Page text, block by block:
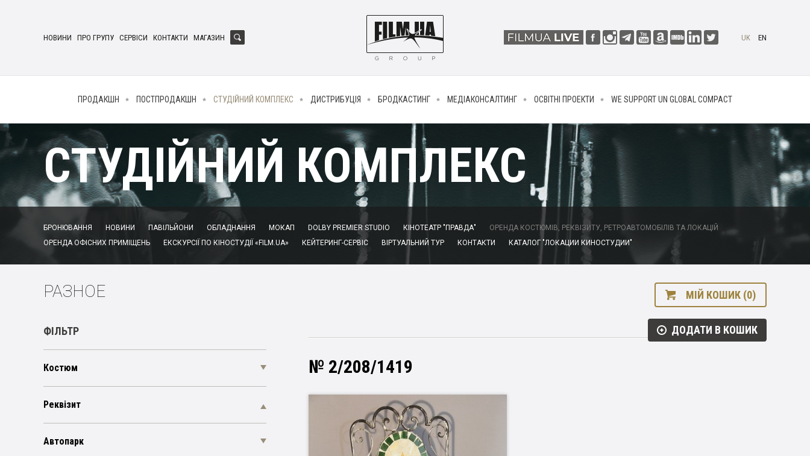
НОВИНИ ПРО ГРУПУ СЕРВІСИ КОНТАКТИ МАГАЗИН UK EN
ПРОДАКШН ПОСТПРОДАКШН СТУДІЙНИЙ КОМПЛЕКС ДИСТРИБУЦІЯ БРОДКАСТИНГ МЕДІАКОНСАЛТИНГ ОСВІТНІ ПРОЕКТИ WE SUPPORT UN GLOBAL COMPACT
СТУДІЙНИЙ КОМПЛЕКС
БРОНЮВАННЯ НОВИНИ ПАВІЛЬЙОНИ ОБЛАДНАННЯ МОКАП DOLBY PREMIER STUDIO КІНОТЕАТР "ПРАВДА"
ОРЕНДА КОСТЮМІВ, РЕКВІЗИТУ, РЕТРОАВТОМОБІЛІВ ТА ЛОКАЦІЙ
ОРЕНДА ОФІСНИХ ПРИМІЩЕНЬ
ЕКСКУРСІЇ ПО КІНОСТУДІЇ «FILM.UA» КЕЙТЕРИНГ-СЕРВІС ВІРТУАЛЬНИЙ ТУР КОНТАКТИ КАТАЛОГ "ЛОКАЦИИ КИНОСТУДИИ"
РАЗНОЕ МІЙ КОШИК (0)
ФІЛЬТР
Костюм
Реквізит
Автопарк
ДОДАТИ В КОШИК
№ 2/208/1419